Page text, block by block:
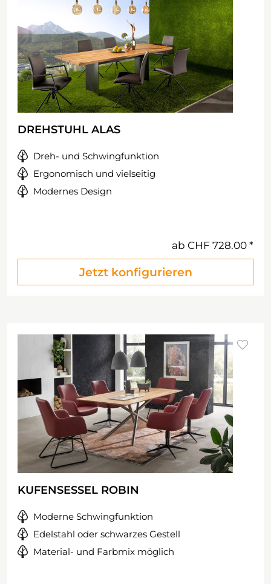
DREHSTUHL ALAS
Dreh- und Schwingfunktion
Ergonomisch und vielseitig
Modernes Design
ab CHF 728.00
Jetzt konfigurieren
KUFENSESSEL ROBIN
Moderne Schwingfunktion
Edelstahl oder schwarzes Gestell
Material- und Farbmix möglich